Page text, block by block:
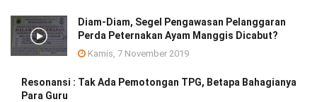
Diam-Diam, Segel Pengawasan Pelanggaran
Perda Peternakan Ayam Manggis Dicabut?
Kamis, 7 November 2019
Resonansi : Tak Ada Pemotongan TPG, Betapa Bahagianya
Para Guru